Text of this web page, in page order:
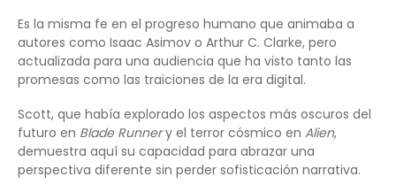
Es la misma fe en el progreso humano que animaba a
autores como Isaac Asimov o Arthur C. Clarke, pero
actualizada para una audiencia que ha visto tanto las
promesas como las traiciones de la era digital.
Scott, que había explorado los aspectos más oscuros del
futuro en Blade Runnery el terror cósmico en Alien,
demuestra aquí su capacidad para abrazar una
perspectiva diferente sin perder sofisticación narrativa.